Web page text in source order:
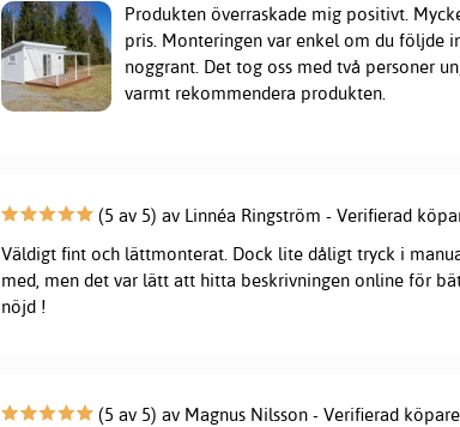
Produkten överraskade mig positivt.
pris. Monteringen var enkel om du följde
noggrant. Det tog oss med två personer
varmt rekommendera produkten.
(5 av 5) av Linnéa Ringström - Verifierad
Väldigt fint och lättmonterat. Dock lite dåligt tryck i
med, men det var lätt att hitta beskrivningen online för
nöjd !
(5 av 5) av Magnus Nilsson - Verifierad köpare